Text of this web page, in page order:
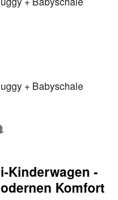
+ Babyschale
Kinderwagen -
Komfort